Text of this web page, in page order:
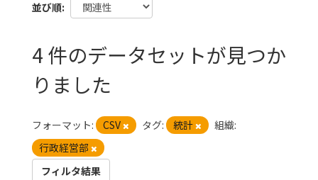
並び順
4 件のデータセットが見つか
りました
フォーマット: CSV タグ: 統計
組織:
行政経営部
フィルタ結果